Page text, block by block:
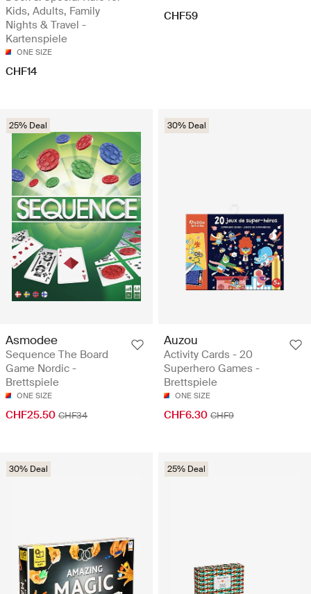
Kids, Adults, Family
Nights & Travel -
Kartenspiele
ONE SIZE
CHF14
CHF59
25% Deal
Asmodee
Sequence The Board
Game Nordic -
Brettspiele
ONE SIZE
CHF25.50 CHF34
30% Deal
Auzou
Activity Cards - 20
Superhero Games -
Brettspiele
ONE SIZE
CHF6.30 CHF9
30% Deal 25% Deal